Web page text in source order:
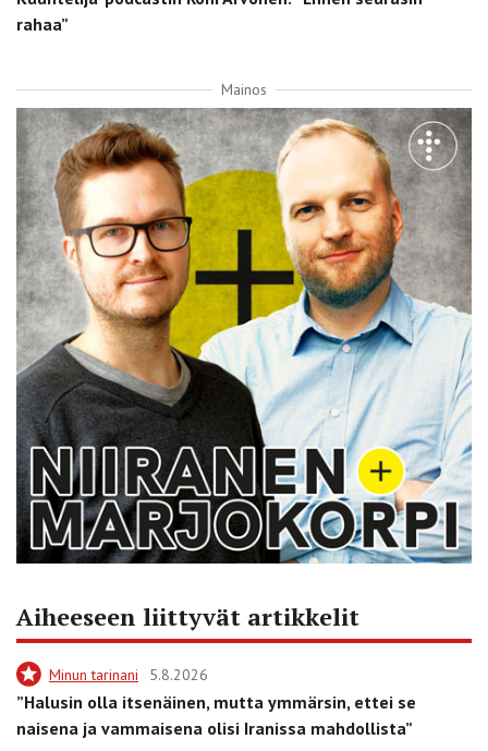
rahaa”
Mainos
Aiheeseen liittyvät artikkelit
Minun tarinani 5.8.2026
”Halusin olla itsenäinen, mutta ymmärsin, ettei se
naisena ja vammaisena olisi Iranissa mahdollista”